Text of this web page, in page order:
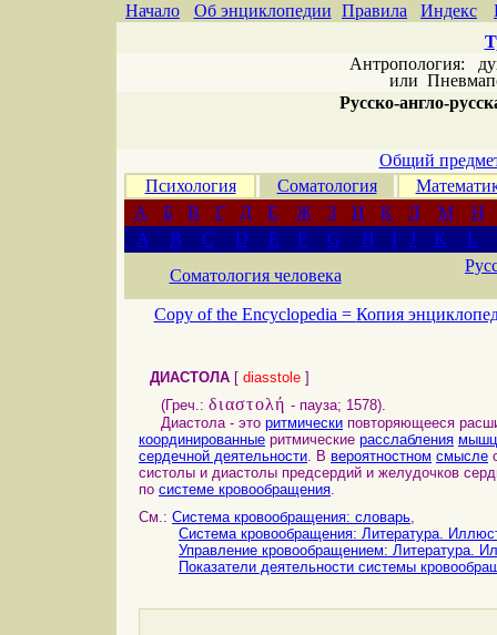
Начало Об энциклопедии Правила Индекс
Антропология:
или
Русско-англо-
Общий
Психология
Соматология
А
Б В Г Д Е Ж З И К Л М
Н
A
B C D E F G H I J K
L
Соматология человека
Copy of the Encyclopedia = Копия
ДИАСТОЛА [ diasstole ]
(Греч.: διαστολή - пауза; 1578).
Диастола - это ритмически повторяющееся
координированные ритмические расслабления
сердечной деятельности. В вероятностном смысле
систолы и диастолы предсердий и желудочков
по системе кровообращения.
См.: Система кровообращения: словарь,
Система кровообращения: Литература.
Управление кровообращением: Литература.
Показатели деятельности системы